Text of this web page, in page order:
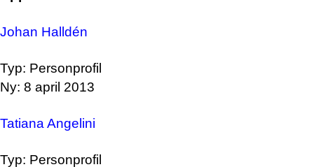
Johan Halldén
Typ: Personprofil
Ny: 8 april 2013
Tatiana Angelini
Typ: Personprofil